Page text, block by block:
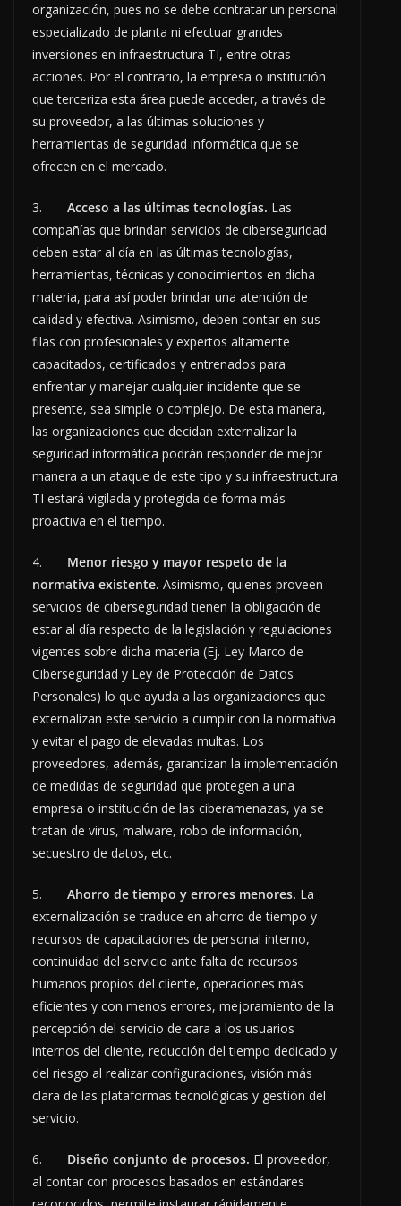
organización, pues no se debe contratar un personal
especializado de planta ni efectuar grandes
inversiones en infraestructura TI, entre otras
acciones. Por el contrario, la empresa o institución
que terceriza esta área puede acceder, a través de
su proveedor, a las últimas soluciones y
herramientas de seguridad informática que se
ofrecen en el mercado.
3. Acceso a las últimas tecnologías. Las
compañías que brindan servicios de ciberseguridad
deben estar al día en las últimas tecnologías,
herramientas, técnicas y conocimientos en dicha
materia, para así poder brindar una atención de
calidad y efectiva. Asimismo, deben contar en sus
filas con profesionales y expertos altamente
capacitados, certificados y entrenados para
enfrentar y manejar cualquier incidente que se
presente, sea simple o complejo. De esta manera,
las organizaciones que decidan externalizar la
seguridad informática podrán responder de mejor
manera a un ataque de este tipo y su infraestructura
TI estará vigilada y protegida de forma más
proactiva en el tiempo.
4. Menor riesgo y mayor respeto de la
normativa existente. Asimismo, quienes proveen
servicios de ciberseguridad tienen la obligación de
estar al día respecto de la legislación y regulaciones
vigentes sobre dicha materia (Ej. Ley Marco de
Ciberseguridad y Ley de Protección de Datos
Personales) lo que ayuda a las organizaciones que
externalizan este servicio a cumplir con la normativa
y evitar el pago de elevadas multas. Los
proveedores, además, garantizan la implementación
de medidas de seguridad que protegen a una
empresa o institución de las ciberamenazas, ya se
tratan de virus, malware, robo de información,
secuestro de datos, etc.
5. Ahorro de tiempo y errores menores. La
externalización se traduce en ahorro de tiempo y
recursos de capacitaciones de personal interno,
continuidad del servicio ante falta de recursos
humanos propios del cliente, operaciones más
eficientes y con menos errores, mejoramiento de la
percepción del servicio de cara a los usuarios
internos del cliente, reducción del tiempo dedicado y
del riesgo al realizar configuraciones, visión más
clara de las plataformas tecnológicas y gestión del
servicio.
6. Diseño conjunto de procesos. El proveedor,
al contar con procesos basados en estándares